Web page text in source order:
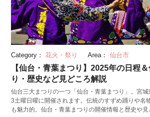
Category： 花火・祭り Area： 仙台市
【仙台・青葉まつり】2025年の日程
り・歴史など見どころ解説
仙台三大まつりの一つ「仙台・青葉まつり」。宮
3土曜日曜に開催されます。伝統のすずめ踊りや名
も魅力的。仙台・青葉まつりの開催情報と歴史や見